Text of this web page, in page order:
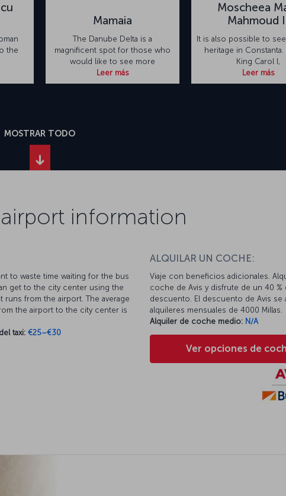
the
Mamaia
The Danube Delta is a
magnificent spot for those who
would like to see more
Leer más
Moscheea
Mahmoud
It is also possible to
heritage in Constanta.
King Carol I,
Leer más
MOSTRAR TODO
information
to waste time waiting for the bus
get to the city center using the
runs from the airport. The average
the airport to the city center is
taxi: €25–€30
ALQUILAR UN COCHE:
Viaje con beneficios adicionales.
coche de Avis y disfrute de un 40 %
descuento. El descuento de Avis se
alquileres mensuales de 4000 Millas.
Alquiler de coche medio: N/A
Ver opciones de